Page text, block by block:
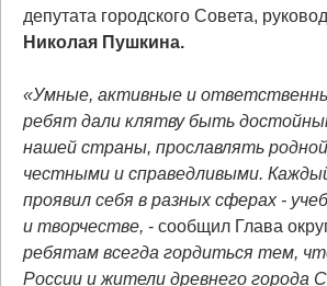
депутата городского Совета,
Николая Пушкина.
«Умные, активные и
ребят дали клятву быть
нашей страны, прославлять
честными и справедливыми.
проявил себя в разных сферах -
и творчестве, - сообщил Глава
ребятам всегда гордиться тем,
России и жители древнего города